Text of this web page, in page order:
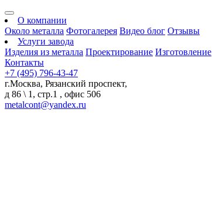
О компании
Около металла Фотогалерея Видео блог Отзывы
Услуги завода
Изделия из металла Проектирование Изготовление
Контакты
+7 (495) 796-43-47
г.Москва, Рязанский проспект,
д 86 \ 1, стр.1 , офис 506
metalcont@yandex.ru